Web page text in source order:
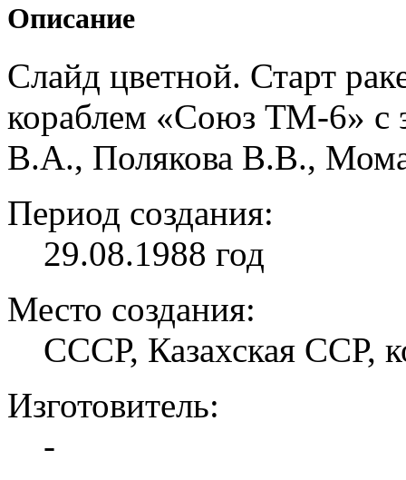
Описание
Слайд цветной. Старт
кораблем «Союз ТМ-6» с
В.А., Полякова В.В.,
Период создания:
29.08.1988 год
Место создания:
СССР, Казахская ССР,
Изготовитель:
-